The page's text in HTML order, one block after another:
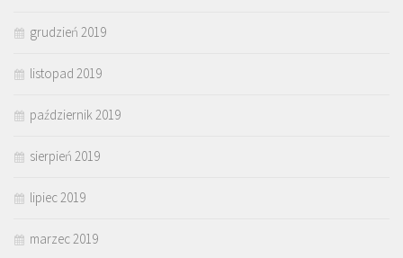
grudzień 2019
listopad 2019
październik 2019
sierpień 2019
lipiec 2019
marzec 2019